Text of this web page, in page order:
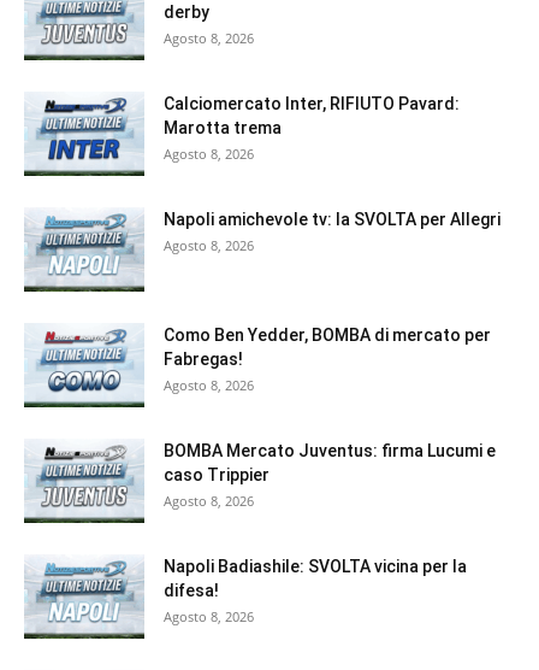
derby
Agosto 8, 2026
Calciomercato Inter, RIFIUTO Pavard:
Marotta trema
Agosto 8, 2026
Napoli amichevole tv: la SVOLTA per Allegri
Agosto 8, 2026
Como Ben Yedder, BOMBA di mercato per
Fabregas!
Agosto 8, 2026
BOMBA Mercato Juventus: firma Lucumi e
caso Trippier
Agosto 8, 2026
Napoli Badiashile: SVOLTA vicina per la
difesa!
Agosto 8, 2026